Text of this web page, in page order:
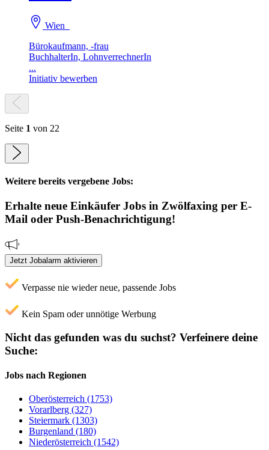
Wien
Bürokaufmann, -frau
BuchhalterIn, LohnverrechnerIn
...
Initiativ bewerben
Seite 1 von 22
Weitere bereits vergebene Jobs:
Erhalte neue Einkäufer Jobs in Zwölfaxing per E-
Mail oder Push-Benachrichtigung!
Jetzt Jobalarm aktivieren
Verpasse nie wieder neue, passende Jobs
Kein Spam oder unnötige Werbung
Nicht das gefunden was du suchst? Verfeinere deine
Suche:
Jobs nach Regionen
Oberösterreich (1753)
Vorarlberg (327)
Steiermark (1303)
Burgenland (180)
Niederösterreich (1542)